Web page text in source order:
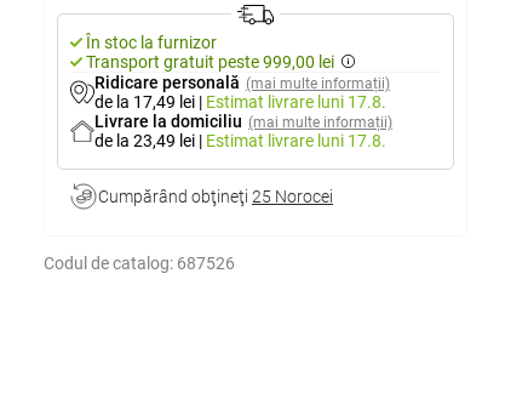
În stoc la furnizor
Transport gratuit peste 999,00 lei
Ridicare personală (mai multe informații)
de la 17,49 lei | Estimat livrare luni 17.8.
Livrare la domiciliu (mai multe informații)
de la 23,49 lei | Estimat livrare luni 17.8.
Cumpărând obţineţi 25 Norocei
Codul de catalog: 687526